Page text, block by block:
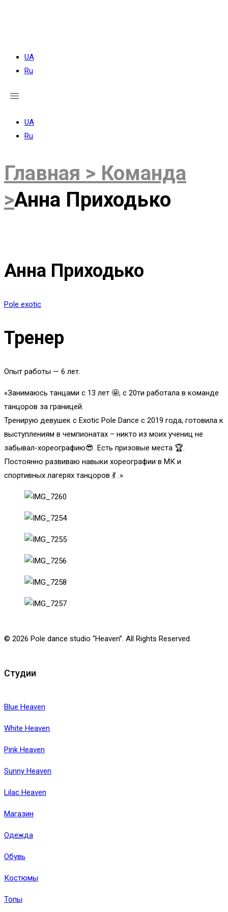
UA
Ru
UA
Ru
Главная > Команда
>Анна Приходько
Анна Приходько
Pole exotic
Тренер
Опыт работы — 6 лет.
«Занимаюсь танцами с 13 лет 🤩, с 20ти работала в команде
танцоров за границей.
Тренирую девушек с Exotic Pole Dance с 2019 года, готовила к
выступлениям в чемпионатах – никто из моих учениц не
забывал-хореографию😎. Есть призовые места 🏆.
Постоянно развиваю навыки хореографии в МК и
спортивных лагерях танцоров 💃 .»
© 2026 Pole dance studio “Heaven”. All Rights Reserved.
Студии
Blue Heaven
White Heaven
Pink Heaven
Sunny Heaven
Lilac Heaven
Магазин
Одежда
Обувь
Костюмы
Топы